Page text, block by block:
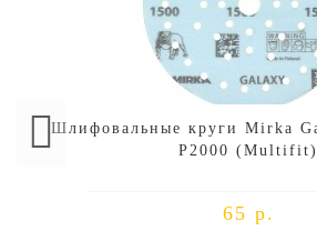
Шлифовальные круги Mirka
P2000 (Multifit)
65 р.